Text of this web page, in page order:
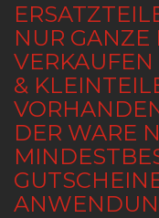
NUR GANZE
&
DER WARE